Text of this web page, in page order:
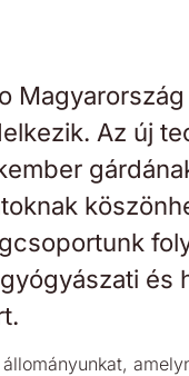
Az új
és